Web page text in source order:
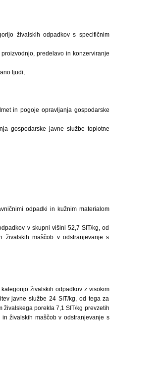
živalskih odpadkov s specifičnim
predelavo in konzerviranje
ljudi,
in pogoje opravljanja gospodarske
gospodarske javne službe toplotne
odpadki in kužnim materialom
v skupni višini 52,7 SIT/kg, od
živalskih maščob v odstranjevanje s
živalskih odpadkov z visokim
javne službe 24 SIT/kg, od tega za
porekla 7,1 SIT/kg prevzetih
živalskih maščob v odstranjevanje s